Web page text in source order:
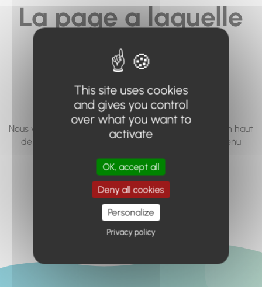
La page a laquelle
vous cherchez à
accéder n'existe
pas... ou plus.
Nous vous invitons à utiliser le moteur de recherche en haut
de page, ou à utiliser le menu pour trouver le contenu
Retour à l'accueil
This site uses cookies
and gives you control
over what you want to
activate
OK, accept all
Deny all cookies
Personalize
Privacy policy